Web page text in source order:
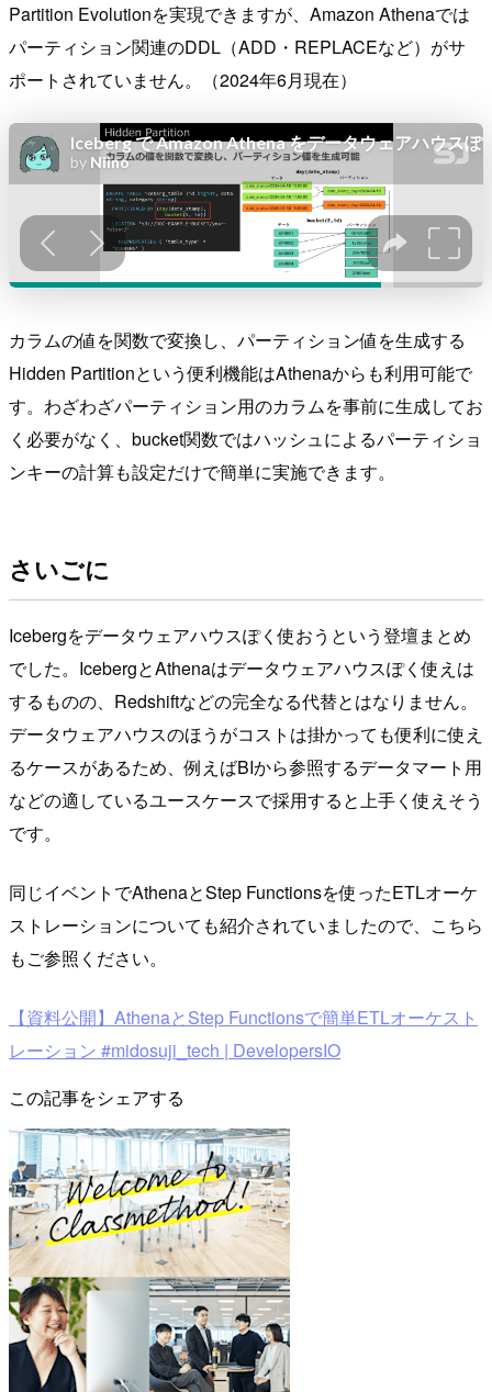
Partition Evolutionを実現できますが、Amazon Athenaでは
パーティション関連のDDL（ADD・REPLACEなど）がサ
ポートされていません。（2024年6月現在）
カラムの値を関数で変換し、パーティション値を生成する
Hidden Partitionという便利機能はAthenaからも利用可能で
す。わざわざパーティション用のカラムを事前に生成してお
く必要がなく、bucket関数ではハッシュによるパーティショ
ンキーの計算も設定だけで簡単に実施できます。
さいごに
Icebergをデータウェアハウスぽく使おうという登壇まとめ
でした。IcebergとAthenaはデータウェアハウスぽく使えは
するものの、Redshiftなどの完全なる代替とはなりません。
データウェアハウスのほうがコストは掛かっても便利に使え
るケースがあるため、例えばBIから参照するデータマート用
などの適しているユースケースで採用すると上手く使えそう
です。
同じイベントでAthenaとStep Functionsを使ったETLオーケ
ストレーションについても紹介されていましたので、こちら
もご参照ください。
【資料公開】AthenaとStep Functionsで簡単ETLオーケスト
レーション #midosuji_tech | DevelopersIO
この記事をシェアする